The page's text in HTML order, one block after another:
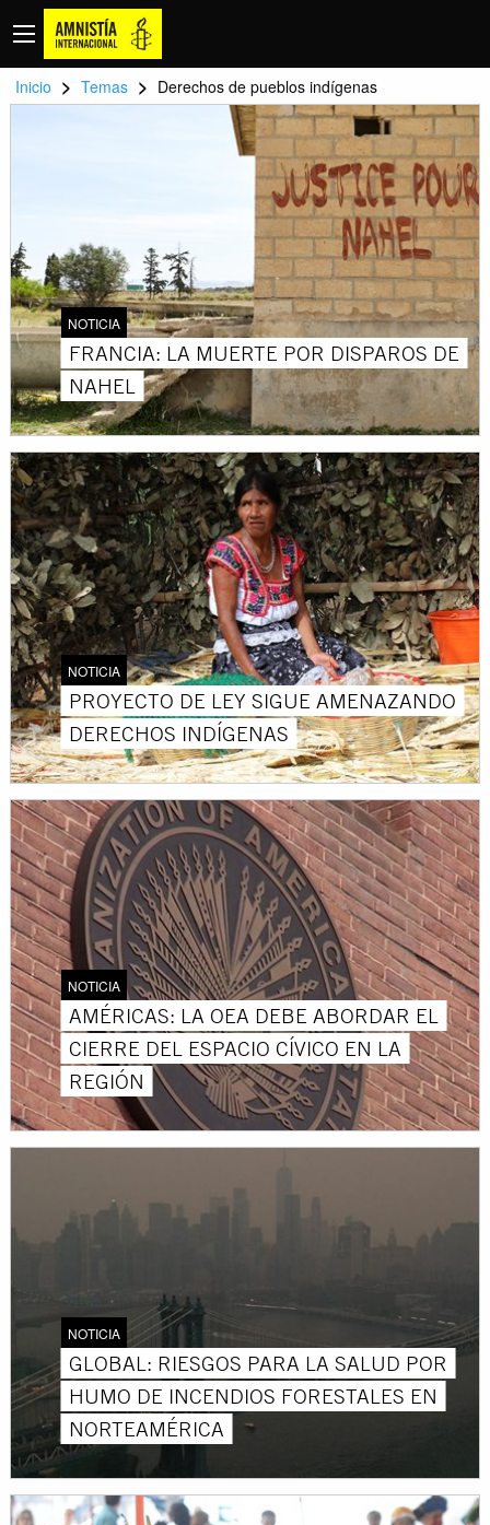
Inicio > Temas > Derechos de pueblos indígenas
NOTICIA
FRANCIA: LA MUERTE POR DISPAROS DE
NAHEL
NOTICIA
PROYECTO DE LEY SIGUE AMENAZANDO
DERECHOS INDÍGENAS
NOTICIA
AMÉRICAS: LA OEA DEBE ABORDAR EL
CIERRE DEL ESPACIO CÍVICO EN LA
REGIÓN
NOTICIA
GLOBAL: RIESGOS PARA LA SALUD POR
HUMO DE INCENDIOS FORESTALES EN
NORTEAMÉRICA